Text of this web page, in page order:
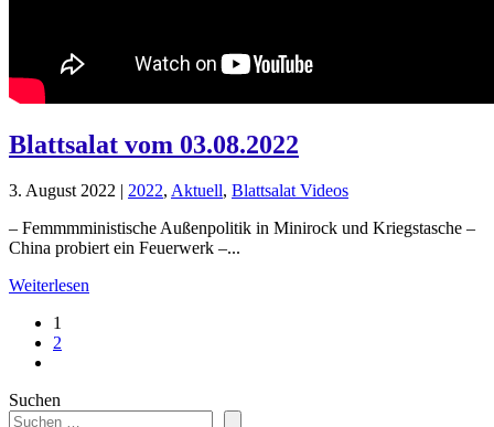
Blattsalat vom 03.08.2022
3. August 2022 2022, Aktuell, Blattsalat Videos
– Femmmministische Außenpolitik in Minirock und Kriegstasche –
China probiert ein Feuerwerk –...
Weiterlesen
1
2
Suchen